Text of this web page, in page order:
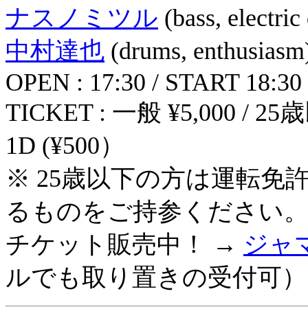
ナスノミツル (bass,
中村達也 (drums,
OPEN : 17:30 / START 18:30
TICKET : 一般 ¥5,000 / 25
1D (¥500）
※ 25歳以下の方は運転免
るものをご持参ください。
チケット販売中！ → ジャ
ルでも取り置きの受付可）